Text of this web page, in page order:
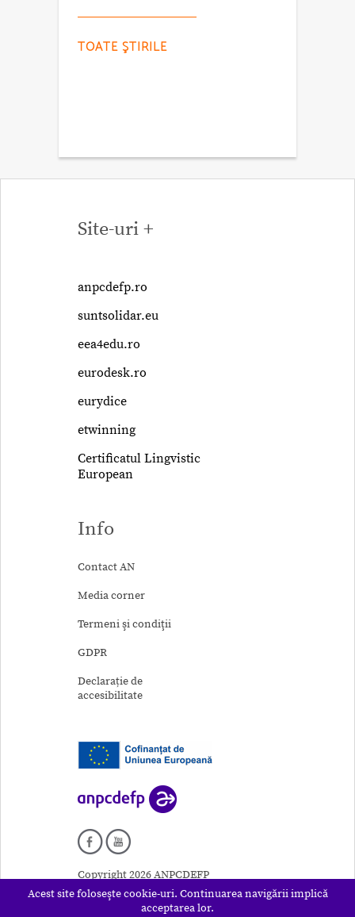
TOATE ŞTIRILE
Site-uri +
anpcdefp.ro
suntsolidar.eu
eea4edu.ro
eurodesk.ro
eurydice
etwinning
Certificatul Lingvistic
European
Info
Contact AN
Media corner
Termeni şi condiţii
GDPR
Declarație de
accesibilitate
Copyright 2026 ANPCDEFP
Acest site foloseşte cookie-uri. Continuarea navigării implică
acceptarea lor.